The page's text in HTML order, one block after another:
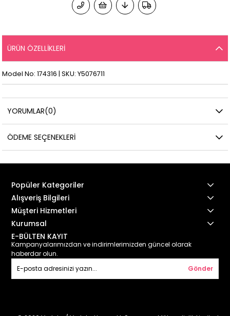
ÜRÜN ÖZELLIKLERI
Model No: 174316 | SKU: Y5076711
YORUMLAR(0)
ÖDEME SEÇENEKLERI
Popüler Kategoriler
Alışveriş Bilgileri
Müşteri Hizmetleri
Kurumsal
E-BÜLTEN KAYIT
Kampanyalarımızdan ve indirimlerimizden güncel olarak
haberdar olun.
Gönder